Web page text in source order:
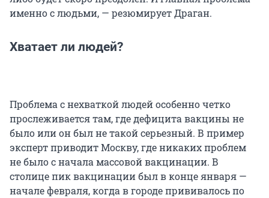
именно с людьми, — резюмирует Драган.
Хватает ли людей?
Проблема с нехваткой людей особенно четко
прослеживается там, где дефицита вакцины не
было или он был не такой серьезный. В пример
эксперт приводит Москву, где никаких проблем
не было с начала массовой вакцинации. В
столице пик вакцинации был в конце января —
начале февраля, когда в городе прививалось по